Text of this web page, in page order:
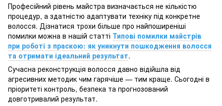
Професійний рівень майстра визначається не кількістю
процедур, а здатністю адаптувати техніку під конкретне
волосся. Дізнатися трохи більше про найпоширеніші
помилки можна в нашій статті Типові помилки майстрів
при роботі з праскою: як уникнути пошкодження волосся
та отримати ідеальний результат.
Сучасна реконструкція волосся давно відійшла від
агресивних методик чим гарячіше — тим краще. Сьогодні в
пріоритеті контроль, безпека та прогнозований
довготривалий результат.